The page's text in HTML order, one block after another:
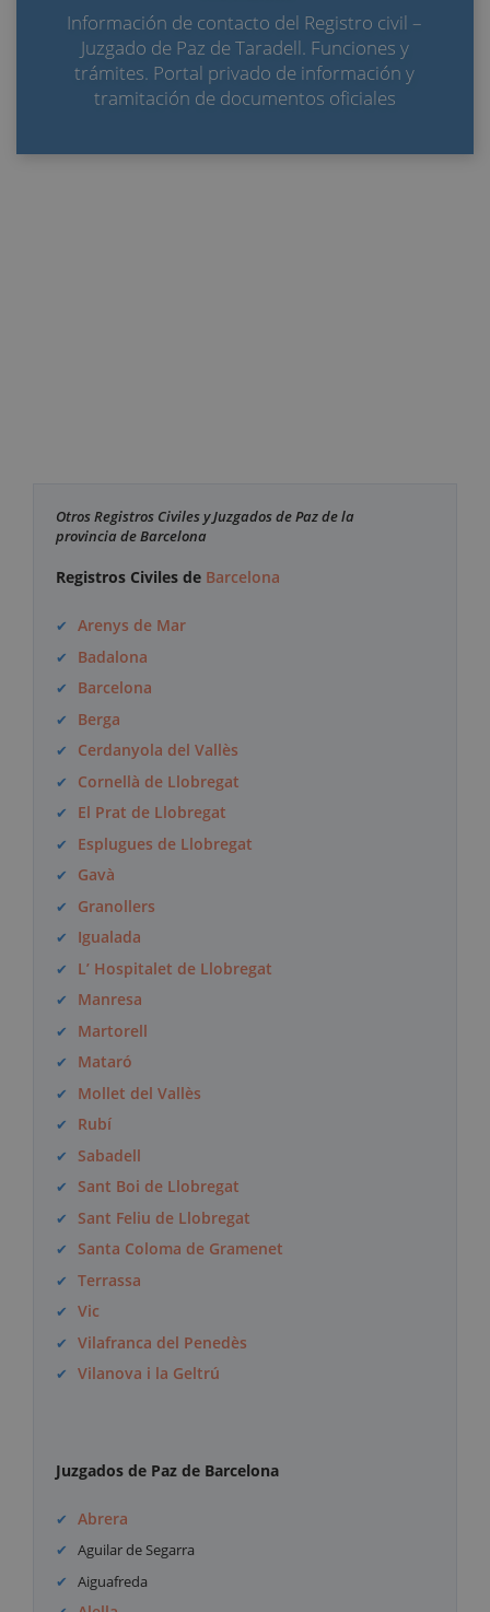
Información de contacto del Registro civil –
Juzgado de Paz de Taradell. Funciones y
trámites. Portal privado de información y
tramitación de documentos oficiales
Otros Registros Civiles y Juzgados de Paz de la
provincia de Barcelona
Registros Civiles de Barcelona
Arenys de Mar
Badalona
Barcelona
Berga
Cerdanyola del Vallès
Cornellà de Llobregat
El Prat de Llobregat
Esplugues de Llobregat
Gavà
Granollers
Igualada
L’ Hospitalet de Llobregat
Manresa
Martorell
Mataró
Mollet del Vallès
Rubí
Sabadell
Sant Boi de Llobregat
Sant Feliu de Llobregat
Santa Coloma de Gramenet
Terrassa
Vic
Vilafranca del Penedès
Vilanova i la Geltrú
Juzgados de Paz de Barcelona
Abrera
Aguilar de Segarra
Aiguafreda